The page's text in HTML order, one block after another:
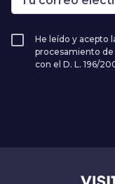
He leído y acepto
procesamiento
con el D. L. 196/